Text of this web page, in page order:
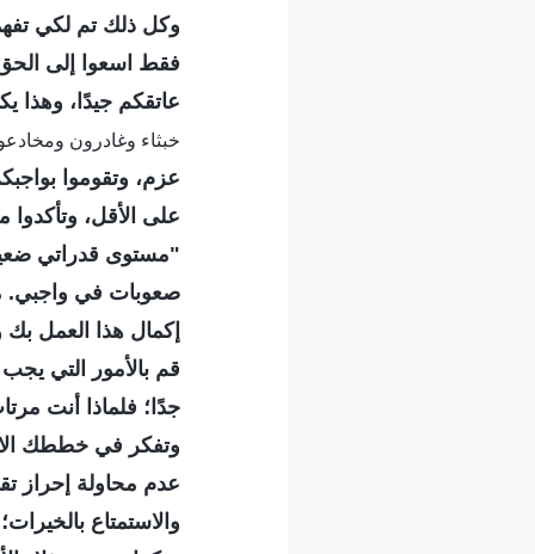
وكل ذلك تم لكي
فقط اسعوا إلى
عاتقكم جيدًا، وهذا
خبثاء وغادرون
عزم، وتقوموا
على الأقل،
"مستوى قدراتي
صعوبات في واجبي.
إكمال هذا العمل
قم بالأمور التي
جدًا؛ فلماذا أنت
وتفكر في خططك
عدم محاولة إحراز
والاستمتاع